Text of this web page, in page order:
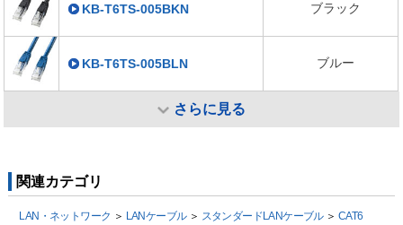
KB-T6TS-005BKN ブラック
KB-T6TS-005BLN ブルー
さらに見る
関連カテゴリ
LAN・ネットワーク ＞ LANケーブル＞ スタンダードLANケーブル＞ CAT6